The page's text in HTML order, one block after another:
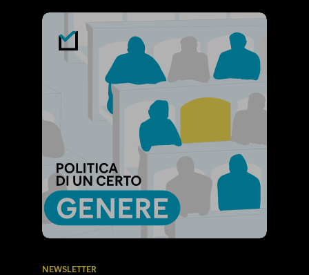
NEWSLETTER